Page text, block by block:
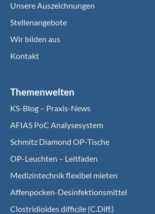
Unsere Auszeichnungen
Stellenangebote
Wir bilden aus
Kontakt
Themenwelten
KS-Blog – Praxis-News
AFIAS PoC Analysesystem
Schmitz Diamond OP-Tische
OP-Leuchten – Leitfaden
Medizintechnik flexibel mieten
Affenpocken-Desinfektionsmittel
Clostridioides difficile (C.Diff.)